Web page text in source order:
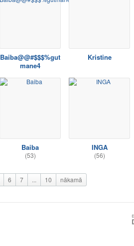
Baiba@@#$$$%gut
mane4
Kristine
Baiba
(53)
INGA
(56)
6 7 ... 10 nākamā